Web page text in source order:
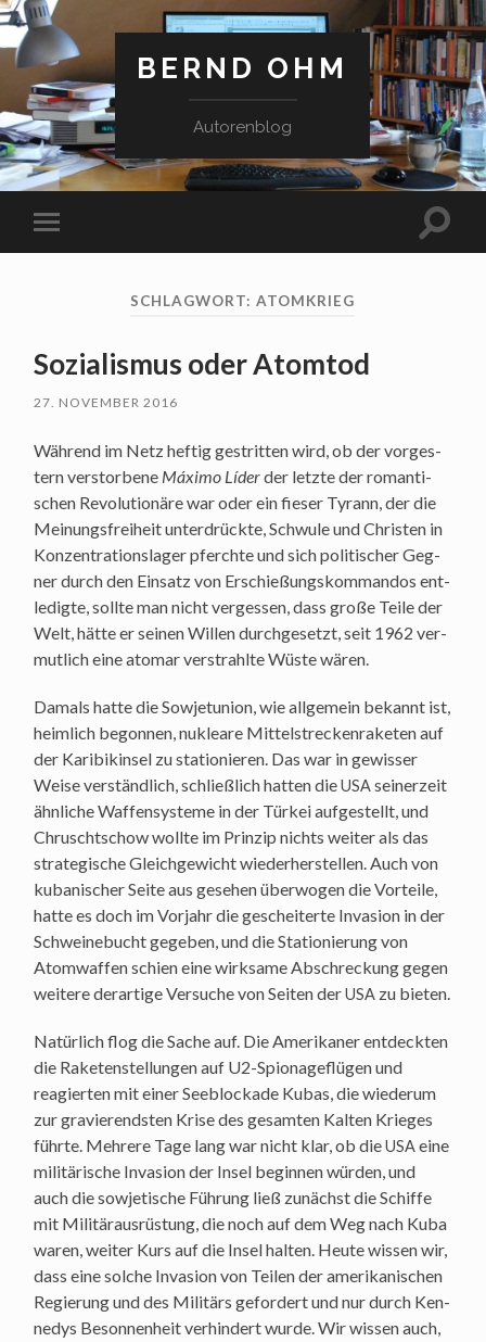
BERND OHM
Autorenblog
Mobile-
Menü
SCHLAGWORT:ATOMKRIEG
Sozialismus oder Atomtod
27. NOVEMBER 2016
Wäh­rend im Netz hef­tig gestrit­ten wird, ob der vor­ges­
tern ver­stor­be­ne Máxi­mo Líderder letz­te der roman­ti­
schen Revo­lu­tio­nä­re war oder ein fie­ser Tyrann, der die
Mei­nungs­frei­heit unter­drück­te, Schwu­le und Chris­ten in
Kon­zen­tra­ti­ons­la­ger pferch­te und sich poli­ti­scher Geg­
ner durch den Ein­satz von Erschie­ßungs­kom­man­dos ent­
le­dig­te, soll­te man nicht ver­ges­sen, dass gro­ße Tei­le der
Welt, hät­te er sei­nen Wil­len durch­ge­setzt, seit 1962 ver­
mut­lich eine ato­mar ver­strahl­te Wüs­te wären.
Damals hat­te die Sowjet­uni­on, wie all­ge­mein bekannt ist,
heim­lich begon­nen, nuklea­re Mit­tel­stre­cken­ra­ke­ten auf
der Kari­bik­in­sel zu sta­tio­nie­ren. Das war in gewis­ser
Wei­se ver­ständ­lich, schließ­lich hat­ten dieUSAsei­ner­zeit
ähn­li­che Waf­fen­sys­te­me in der Tür­kei auf­ge­stellt, und
Chruscht­schow woll­te im Prin­zip nichts wei­ter als das
stra­te­gi­sche Gleich­ge­wicht wie­der­her­stel­len. Auch von
kuba­ni­scher Sei­te aus gese­hen über­wo­gen die Vor­tei­le,
hat­te es doch im Vor­jahr die geschei­ter­te Inva­si­on in der
Schwei­ne­bucht gege­ben, und die Sta­tio­nie­rung von
Atom­waf­fen schien eine wirk­sa­me Abschre­ckung gegen
wei­te­re der­ar­ti­ge Ver­su­che von Sei­ten derUSA zu bieten.
Natür­lich flog die Sache auf. Die Ame­ri­ka­ner ent­deck­ten
die Rake­ten­stel­lun­gen auf U2-Spio­na­ge­flü­gen und
reagier­ten mit einer See­blo­cka­de Kubas, die wie­der­um
zur gra­vie­rends­ten Kri­se des gesam­ten Kal­ten Krie­ges
führ­te. Meh­re­re Tage lang war nicht klar, ob dieUSAeine
mili­tä­ri­sche Inva­si­on der Insel begin­nen wür­den, und
auch die sowje­ti­sche Füh­rung ließ zunächst die Schif­fe
mit Mili­tär­aus­rüs­tung, die noch auf dem Weg nach Kuba
waren, wei­ter Kurs auf die Insel hal­ten. Heu­te wis­sen wir,
dass eine sol­che Inva­si­on von Tei­len der ame­ri­ka­ni­schen
Regie­rung und des Mili­tärs gefor­dert und nur durch Ken­
ne­dys Beson­nen­heit ver­hin­dert wur­de. Wir wis­sen auch,